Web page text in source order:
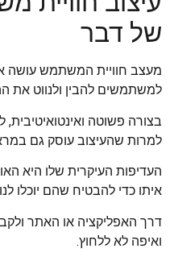
של דבר
מעצב חוויית המשתמש
למשתמשים להבין ולנווט את
בצורה פשוטה
למרות שהעיצוב עוסק גם
העדיפות העיקרית שלו היא
איתו כדי להבטיח שהם יוכלו
דרך האפליקציה או האתר
ואיפה לא ללחוץ.